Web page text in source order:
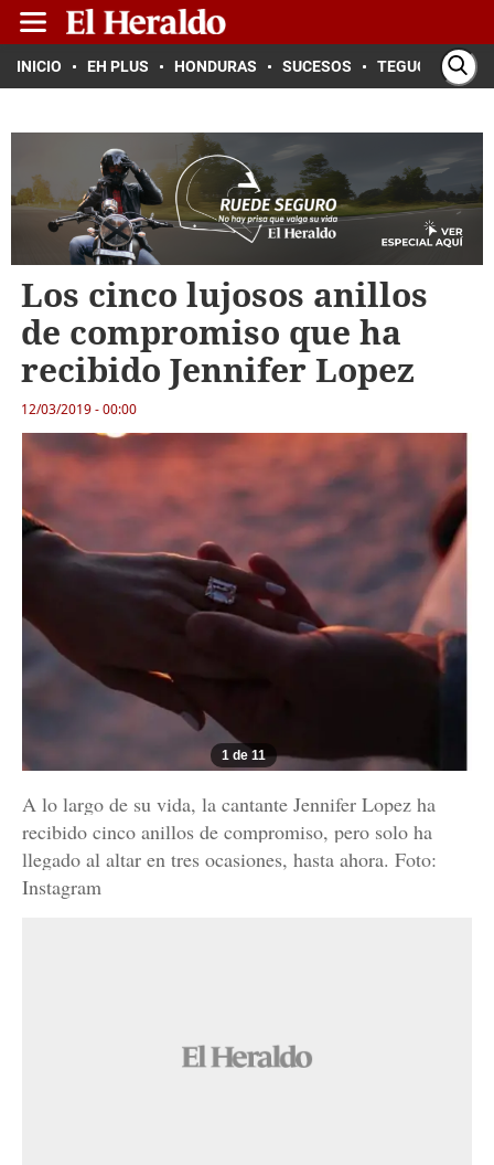
INICIO EH PLUS HONDURAS SUCESOS TEGUCIGALPA
Los cinco lujosos anillos
de compromiso que ha
recibido Jennifer Lopez
12/03/2019 - 00:00
1 de 11
A lo largo de su vida, la cantante Jennifer Lopez ha
recibido cinco anillos de compromiso, pero solo ha
llegado al altar en tres ocasiones, hasta ahora. Foto:
Instagram